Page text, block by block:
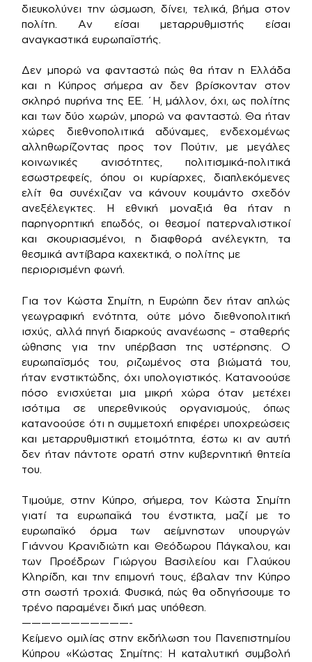
διευκολύνει την ώσμωση, δίνει, τελικά, βήμα στον
πολίτη. Αν είσαι μεταρρυθμιστής είσαι
αναγκαστικά ευρωπαϊστής.
Δεν μπορώ να φανταστώ πώς θα ήταν η Ελλάδα
και η Κύπρος σήμερα αν δεν βρίσκονταν στον
σκληρό πυρήνα της ΕΕ. ΄Η, μάλλον, όχι, ως πολίτης
και των δύο χωρών, μπορώ να φανταστώ. Θα ήταν
χώρες διεθνοπολιτικά αδύναμες, ενδεχομένως
αλληθωρίζοντας προς τον Πούτιν, με μεγάλες
κοινωνικές ανισότητες, πολιτισμικά-πολιτικά
εσωστρεφείς, όπου οι κυρίαρχες, διαπλεκόμενες
ελίτ θα συνέχιζαν να κάνουν κουμάντο σχεδόν
ανεξέλεγκτες. Η εθνική μοναξιά θα ήταν η
παρηγορητική επωδός, οι θεσμοί πατερναλιστικοί
και σκουριασμένοι, η διαφθορά ανέλεγκτη, τα
θεσμικά αντίβαρα καχεκτικά, ο πολίτης με
περιορισμένη φωνή.
Για τον Κώστα Σημίτη, η Ευρώπη δεν ήταν απλώς
γεωγραφική ενότητα, ούτε μόνο διεθνοπολιτική
ισχύς, αλλά πηγή διαρκούς ανανέωσης – σταθερής
ώθησης για την υπέρβαση της υστέρησης. Ο
ευρωπαϊσμός του, ριζωμένος στα βιώματά του,
ήταν ενστικτώδης, όχι υπολογιστικός. Κατανοούσε
πόσο ενισχύεται μια μικρή χώρα όταν μετέχει
ισότιμα σε υπερεθνικούς οργανισμούς, όπως
κατανοούσε ότι η συμμετοχή επιφέρει υποχρεώσεις
και μεταρρυθμιστική ετοιμότητα, έστω κι αν αυτή
δεν ήταν πάντοτε ορατή στην κυβερνητική θητεία
του.
Τιμούμε, στην Κύπρο, σήμερα, τον Κώστα Σημίτη
γιατί τα ευρωπαϊκά του ένστικτα, μαζί με το
ευρωπαϊκό όρμα των αείμνηστων υπουργών
Γιάννου Κρανιδιώτη και Θεόδωρου Πάγκαλου, και
των Προέδρων Γιώργου Βασιλείου και Γλαύκου
Κληρίδη, και την επιμονή τους, έβαλαν την Κύπρο
στη σωστή τροχιά. Φυσικά, πώς θα οδηγήσουμε το
τρένο παραμένει δική μας υπόθεση.
———————————-
Κείμενο ομιλίας στην εκδήλωση του Πανεπιστημίου
Κύπρου «Κώστας Σημίτης: Η καταλυτική συμβολή